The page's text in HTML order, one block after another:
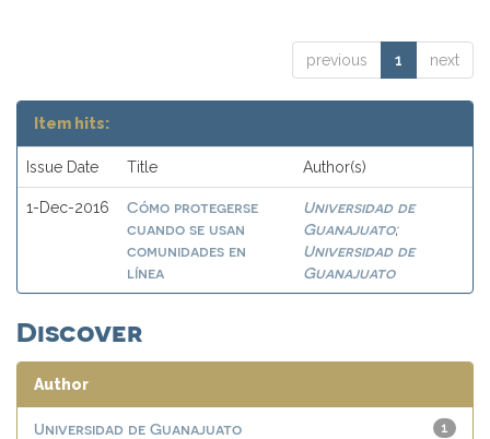
previous 1 next
Item hits:
Issue Date Title Author(s)
1-Dec-2016
Cómo protegerse
cuando se usan
comunidades en
línea
Universidad de
Guanajuato;
Universidad de
Guanajuato
Discover
Author
1
Universidad de Guanajuato